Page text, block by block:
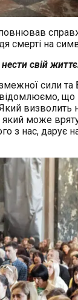
смерті на
свій
сили
визволить
може
з нас, дарує